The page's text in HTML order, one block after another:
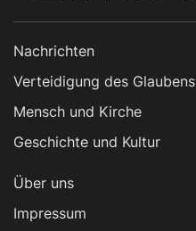
Nachrichten
Verteidigung des Glaubens
Mensch und Kirche
Geschichte und Kultur
Über uns
Impressum